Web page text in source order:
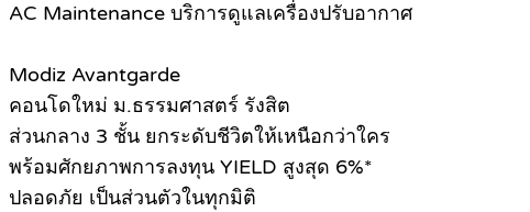
AC Maintenance บริการดูแลเครื่องปรับอากาศ
Modiz Avantgarde
คอนโดใหม่ ม.ธรรมศาสตร์ รังสิต​
ส่วนกลาง 3 ชั้น ยกระดับชีวิตให้เหนือกว่าใคร
พร้อมศักยภาพการลงทุน YIELD สูงสุด 6%*
ปลอดภัย เป็นส่วนตัวในทุกมิติ